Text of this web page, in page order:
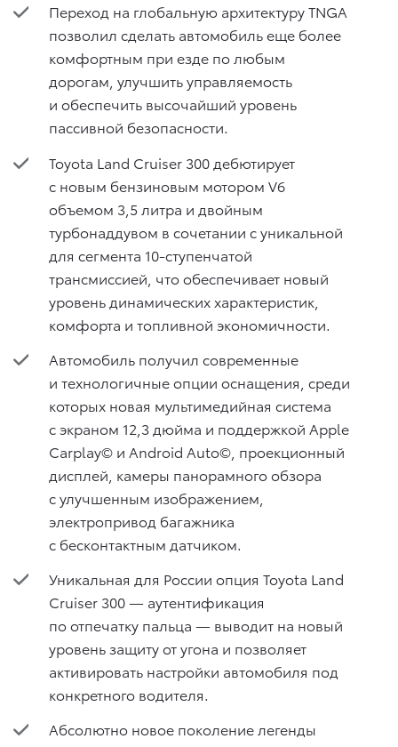
Переход на глобальную архитектуру TNGA
позволил сделать автомобиль еще более
комфортным при езде по любым
дорогам, улучшить управляемость
и обеспечить высочайший уровень
пассивной безопасности.
Toyota Land Cruiser 300 дебютирует
с новым бензиновым мотором V6
объемом 3,5 литра и двойным
турбонаддувом в сочетании с уникальной
для сегмента 10-ступенчатой
трансмиссией, что обеспечивает новый
уровень динамических характеристик,
комфорта и топливной экономичности.
Автомобиль получил современные
и технологичные опции оснащения, среди
которых новая мультимедийная система
с экраном 12,3 дюйма и поддержкой Apple
Carplay© и Android Auto©, проекционный
дисплей, камеры панорамного обзора
с улучшенным изображением,
электропривод багажника
с бесконтактным датчиком.
Уникальная для России опция Toyota Land
Cruiser 300 — аутентификация
по отпечатку пальца — выводит на новый
уровень защиту от угона и позволяет
активировать настройки автомобиля под
конкретного водителя.
Абсолютно новое поколение легенды